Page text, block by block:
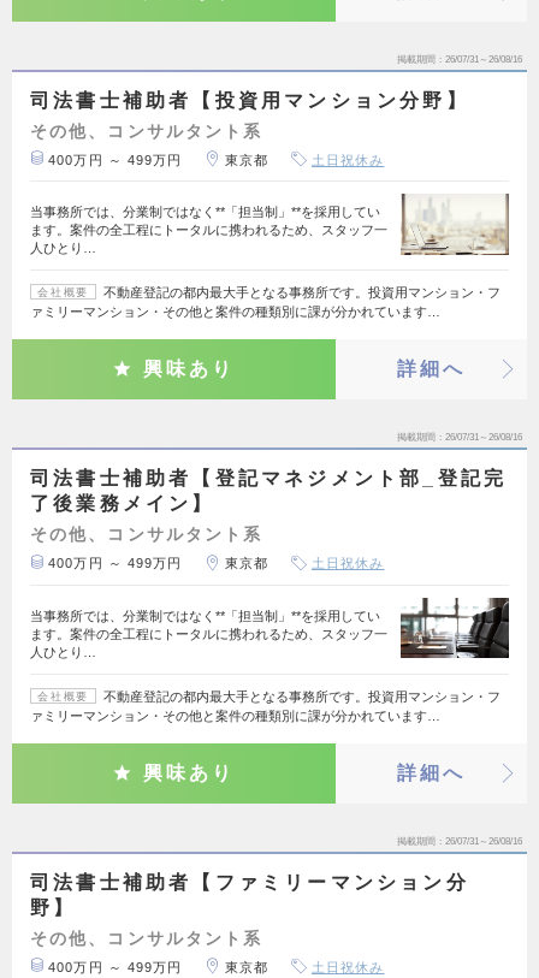
掲載期間 26/07/31～26/08/16
司法書士補助者【投資用マンション分野】
その他、コンサルタント系
400万円 ～ 499万円 東京都 土日祝休み
当事務所では、分業制ではなく**「担当制」**を採用してい
ます。案件の全工程にトータルに携われるため、スタッフ一
人ひとり…
会社概要
不動産登記の都内最大手となる事務所です。投資用マンション・フ
ァミリーマンション・その他と案件の種類別に課が分かれています…
興味あり 詳細へ
掲載期間 26/07/31～26/08/16
司法書士補助者【登記マネジメント部_登記完
了後業務メイン】
その他、コンサルタント系
400万円 ～ 499万円 東京都 土日祝休み
当事務所では、分業制ではなく**「担当制」**を採用してい
ます。案件の全工程にトータルに携われるため、スタッフ一
人ひとり…
会社概要
不動産登記の都内最大手となる事務所です。投資用マンション・フ
ァミリーマンション・その他と案件の種類別に課が分かれています…
興味あり 詳細へ
掲載期間 26/07/31～26/08/16
司法書士補助者【ファミリーマンション分
野】
その他、コンサルタント系
400万円 ～ 499万円 東京都 土日祝休み